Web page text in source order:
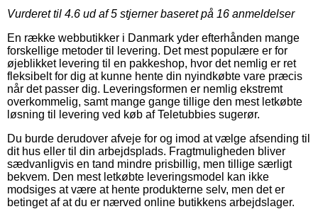
Vurderet til 4.6 ud af 5 stjerner baseret på 16 anmeldelser
En række webbutikker i Danmark yder efterhånden mange
forskellige metoder til levering. Det mest populære er for
øjeblikket levering til en pakkeshop, hvor det nemlig er ret
fleksibelt for dig at kunne hente din nyindkøbte vare præcis
når det passer dig. Leveringsformen er nemlig ekstremt
overkommelig, samt mange gange tillige den mest letkøbte
løsning til levering ved køb af Teletubbies sugerør.
Du burde derudover afveje for og imod at vælge afsending til
dit hus eller til din arbejdsplads. Fragtmuligheden bliver
sædvanligvis en tand mindre prisbillig, men tillige særligt
bekvem. Den mest letkøbte leveringsmodel kan ikke
modsiges at være at hente produkterne selv, men det er
betinget af at du er nærved online butikkens arbejdslager.